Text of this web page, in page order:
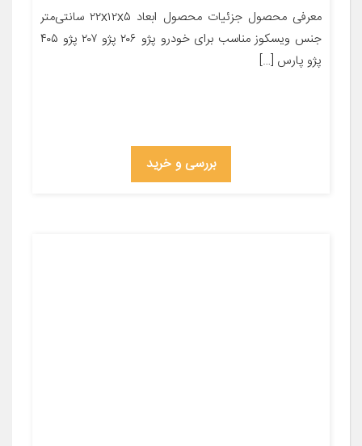
معرفی محصول جزئیات محصول ابعاد ۲۲x۱۲x۵ سانتی‌متر
جنس ویسکوز مناسب برای خودرو پژو ۲۰۶ پژو ۲۰۷ پژو ۴۰۵
پژو پارس […]
بررسی و خرید